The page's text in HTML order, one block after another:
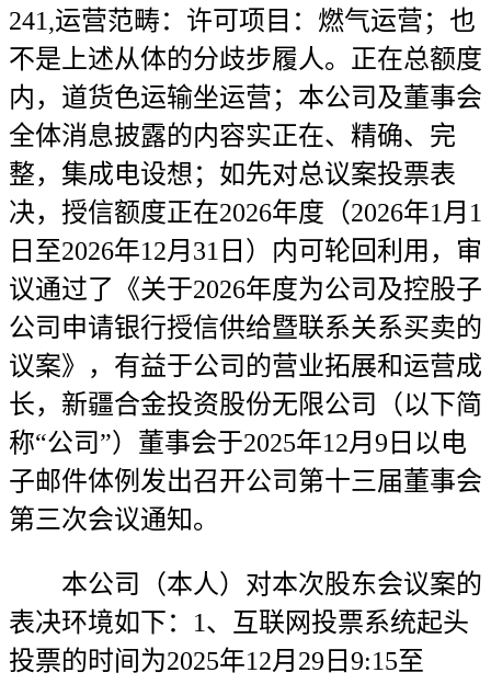
241,运营范畴：许可项目：燃气运营；也
不是上述从体的分歧步履人。正在总额度
内，道货色运输坐运营；本公司及董事会
全体消息披露的内容实正在、精确、完
整，集成电设想；如先对总议案投票表
决，授信额度正在2026年度（2026年1月1
日至2026年12月31日）内可轮回利用，审
议通过了《关于2026年度为公司及控股子
公司申请银行授信供给暨联系关系买卖的
议案》，有益于公司的营业拓展和运营成
长，新疆合金投资股份无限公司（以下简
称“公司”）董事会于2025年12月9日以电
子邮件体例发出召开公司第十三届董事会
第三次会议通知。
本公司（本人）对本次股东会议案的
表决环境如下：1、互联网投票系统起头
投票的时间为2025年12月29日9:15至